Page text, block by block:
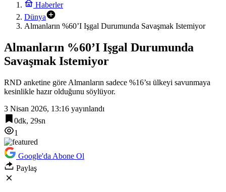
Haberler
Dünya
Almanların %60’I Işgal Durumunda Savaşmak Istemiyor
Almanların %60’I Işgal Durumunda
Savaşmak Istemiyor
RND anketine göre Almanların sadece %16’sı ülkeyi savunmaya
kesinlikle hazır olduğunu söylüyor.
3 Nisan 2026, 13:16 yayınlandı
0dk, 29sn
1
Google'da Abone Ol
Paylaş